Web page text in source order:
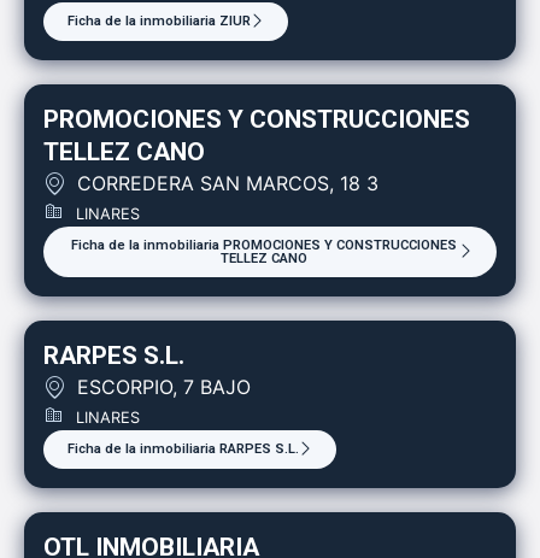
Ficha de la inmobiliaria ZIUR
PROMOCIONES Y CONSTRUCCIONES
TELLEZ CANO
CORREDERA SAN MARCOS, 18 3
LINARES
Ficha de la inmobiliaria PROMOCIONES Y CONSTRUCCIONES
TELLEZ CANO
RARPES S.L.
ESCORPIO, 7 BAJO
LINARES
Ficha de la inmobiliaria RARPES S.L.
OTL INMOBILIARIA